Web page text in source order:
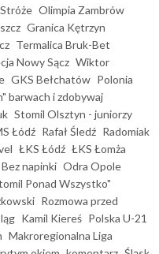
Olimpia Zambrów
Granica Kętrzyn
Termalica Bruk-Bet
Nowy Sącz Wiktor
GKS Bełchatów Polonia
barwach i zdobywaj
Stomil Olsztyn - juniorzy
Łódź Rafał Śledź Radomiak
ŁKS Łódź ŁKS Łomża
Bez napinki Odra Opole
Ponad Wszystko"
Rozmowa przed
Kamil Kiereś Polska U-21
Makroregionalna Liga